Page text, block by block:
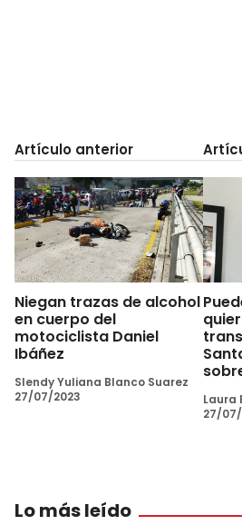
Artículo anterior
Niegan trazas de alcohol
en cuerpo del
motociclista Daniel
Ibáñez
Slendy Yuliana Blanco Suarez
27/07/2023
Laura
27/
Lo más leído